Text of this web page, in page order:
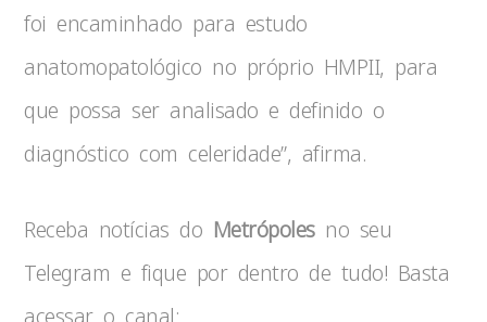
foi encaminhado para estudo
anatomopatológico no próprio HMPII, para
que possa ser analisado e definido o
diagnóstico com celeridade”, afirma.
Receba notícias do Metrópolesno seu
Telegram e fique por dentro de tudo! Basta
acessar o canal: